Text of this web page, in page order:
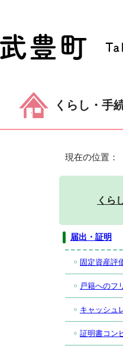
くらし・手
現在の位置：
くら
届出・証明
固定資産評
戸籍へのフ
キャッシュ
証明書コン